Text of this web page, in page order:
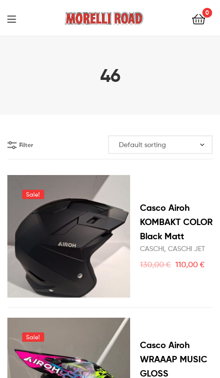
0
46
Filter
Sale!
Casco Airoh
KOMBAKT COLOR
Black Matt
CASCHI CASCHI JET
130,00€ 110,00€
Sale!
Casco Airoh
WRAAAP MUSIC
GLOSS